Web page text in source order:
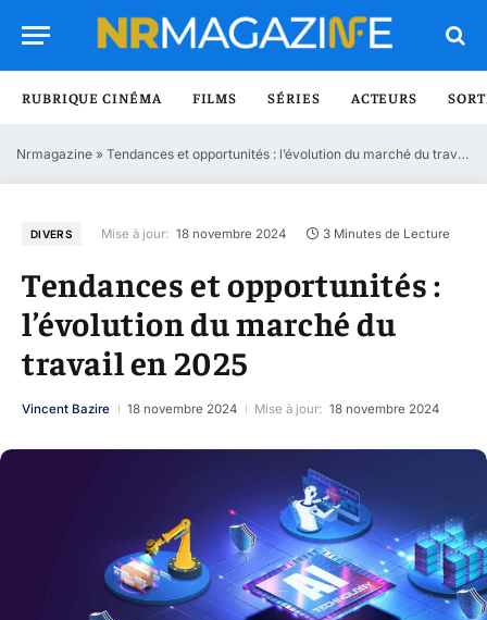
RUBRIQUE CINÉMA FILMS SÉRIES ACTEURS
Nrmagazine » Tendances et opportunités : l’évolution du marché du travail en 2025
DIVERS Mise à jour: 18 novembre 2024 3 Minutes de Lecture
Tendances et opportunités :
l’évolution du marché du
travail en 2025
Vincent Bazire 18 novembre 2024 Mise à jour: 18 novembre 2024